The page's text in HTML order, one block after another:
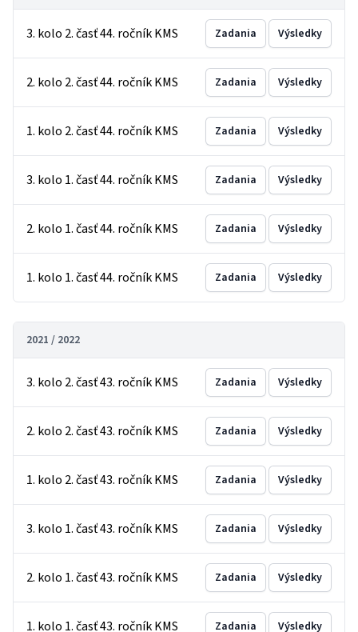
3. kolo 2. časť 44. ročník KMS Zadania Výsledky
2. kolo 2. časť 44. ročník KMS Zadania Výsledky
1. kolo 2. časť 44. ročník KMS Zadania Výsledky
3. kolo 1. časť 44. ročník KMS Zadania Výsledky
2. kolo 1. časť 44. ročník KMS Zadania Výsledky
1. kolo 1. časť 44. ročník KMS Zadania Výsledky
2021 / 2022
3. kolo 2. časť 43. ročník KMS Zadania Výsledky
2. kolo 2. časť 43. ročník KMS Zadania Výsledky
1. kolo 2. časť 43. ročník KMS Zadania Výsledky
3. kolo 1. časť 43. ročník KMS Zadania Výsledky
2. kolo 1. časť 43. ročník KMS Zadania Výsledky
1. kolo 1. časť 43. ročník KMS Zadania Výsledky